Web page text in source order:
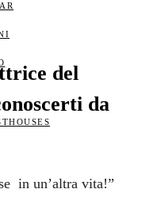
del
da
in un’altra vita!”